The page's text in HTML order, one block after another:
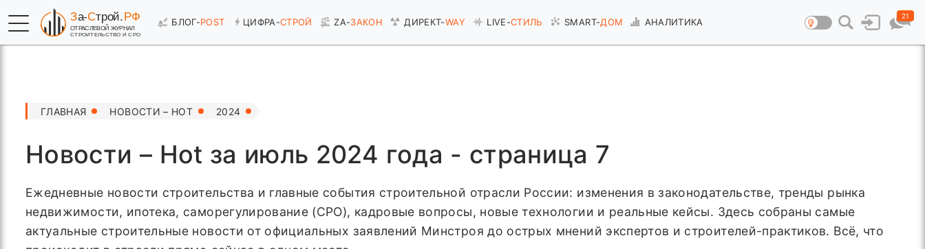
БЛОГ-POST ЦИФРА-СТРОЙ ZA-ЗАКОН ДИРЕКТ-WAY LIVE-СТИЛЬ SMART-ДОМ АНАЛИТИКА
21
ГЛАВНАЯ НОВОСТИ – HOT 2024
Новости – Hot за июль 2024 года - страница 7
Ежедневные новости строительства и главные события строительной отрасли России: изменения в законодательстве, тренды рынка
недвижимости, ипотека, саморегулирование (СРО), кадровые вопросы, новые технологии и реальные кейсы. Здесь собраны самые
актуальные строительные новости от официальных заявлений Минстроя до острых мнений экспертов и строителей-практиков. Всё, что